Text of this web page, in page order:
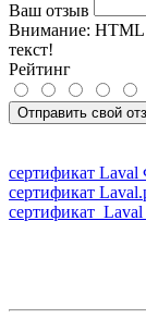
Ваш отзыв
Внимание: HTML
текст!
Рейтинг
Отправить свой
сертификат
сертификат